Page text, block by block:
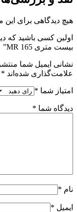
هیچ دیدگاهی برای
بیست متری MR 165”
نشانی ایمیل شما
علامت‌گذاری شده‌اند *
امتیاز شما *
دیدگاه شما *
نام *
ایمیل *